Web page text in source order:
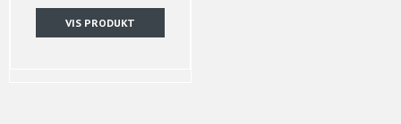
VIS PRODUKT